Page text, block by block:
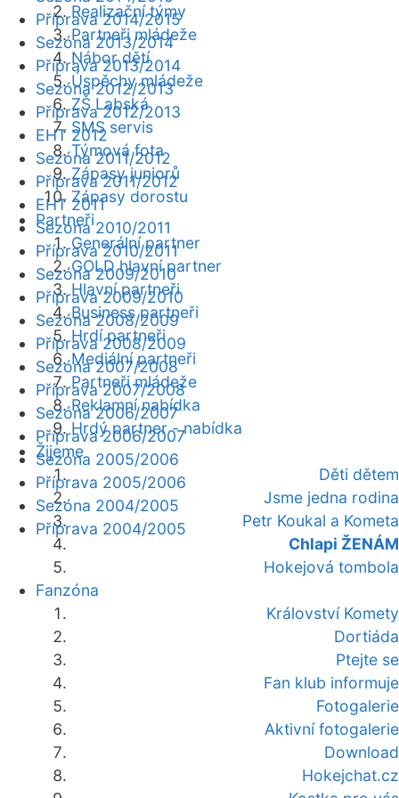
Realizační týmy
Partneři mládeže
Nábor dětí
Úspěchy mládeže
ZŠ Labská
SMS servis
Týmová fota
Zápasy juniorů
Zápasy dorostu
Partneři
Generální partner
GOLD hlavní partner
Hlavní partneři
Business partneři
Hrdí partneři
Mediální partneři
Partneři mládeže
Reklamní nabídka
Hrdý partner - nabídka
Žijeme
Děti dětem
Jsme jedna rodina
Petr Koukal a Kometa
Chlapi ŽENÁM
Hokejová tombola
Fanzóna
Království Komety
Dortiáda
Ptejte se
Fan klub informuje
Fotogalerie
Aktivní fotogalerie
Download
Hokejchat.cz
Příprava 2014/2015
Sezóna 2013/2014
Příprava 2013/2014
Sezóna 2012/2013
Příprava 2012/2013
EHT 2012
Sezóna 2011/2012
Příprava 2011/2012
EHT 2011
Sezóna 2010/2011
Příprava 2010/2011
Sezóna 2009/2010
Příprava 2009/2010
Sezóna 2008/2009
Příprava 2008/2009
Sezóna 2007/2008
Příprava 2007/2008
Sezóna 2006/2007
Příprava 2006/2007
Sezóna 2005/2006
Příprava 2005/2006
Sezóna 2004/2005
Příprava 2004/2005